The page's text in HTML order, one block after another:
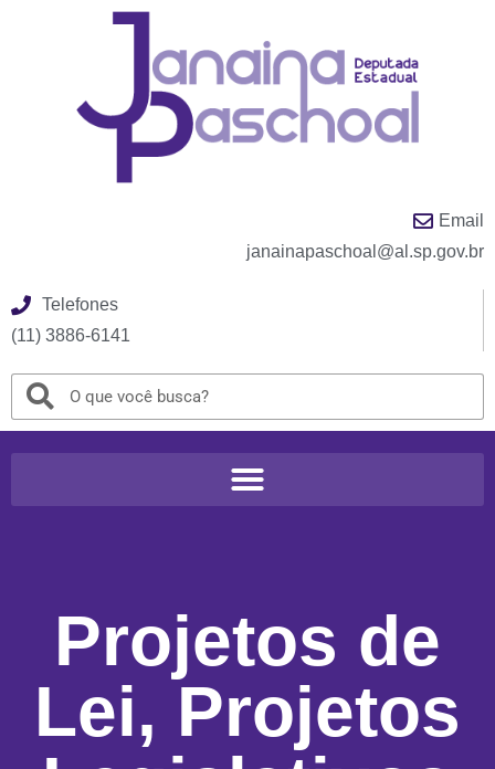
Email
janainapaschoal@al.sp.gov.br
Telefones
(11) 3886-6141
Projetos de
Lei, Projetos